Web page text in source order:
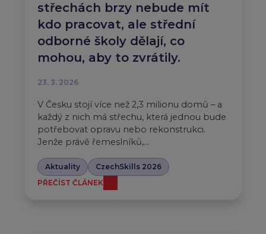
střechách brzy nebude mít
kdo pracovat, ale střední
odborné školy dělají, co
mohou, aby to zvrátily.
23. 3. 2026
V Česku stojí více než 2,3 milionu domů – a
každý z nich má střechu, která jednou bude
potřebovat opravu nebo rekonstrukci.
Jenže právě řemeslníků,…
Aktuality
CzechSkills 2026
PŘEČÍST ČLÁNEK